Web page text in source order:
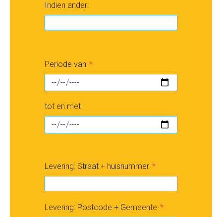
Indien ander:
Periode van
tot en met
Levering: Straat + huisnummer
Levering: Postcode + Gemeente